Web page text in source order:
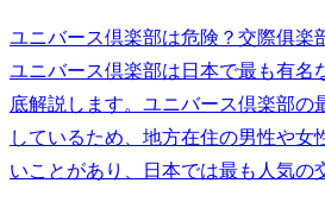
ユニバース倶楽部は危険？交際俱楽
ユニバース倶楽部は日本で最も有名
底解説します。ユニバース倶楽部
しているため、地方在住の男性や
いことがあり、日本では最も人気の